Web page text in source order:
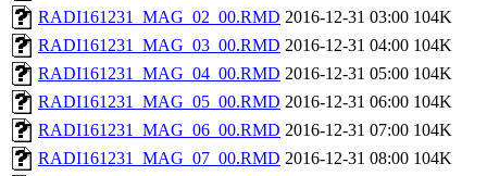
RADI161231_MAG_02_00.RMD 2016-12-31 03:00 104K
RADI161231_MAG_03_00.RMD 2016-12-31 04:00 104K
RADI161231_MAG_04_00.RMD 2016-12-31 05:00 104K
RADI161231_MAG_05_00.RMD 2016-12-31 06:00 104K
RADI161231_MAG_06_00.RMD 2016-12-31 07:00 104K
RADI161231_MAG_07_00.RMD 2016-12-31 08:00 104K